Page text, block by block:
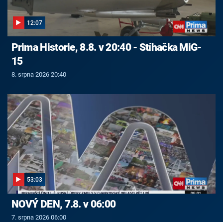
12:07
Prima Historie, 8.8. v 20:40 - Stíhačka MiG-
15
8. srpna 2026 20:40
53:03
NOVÝ DEN, 7.8. v 06:00
7. srpna 2026 06:00